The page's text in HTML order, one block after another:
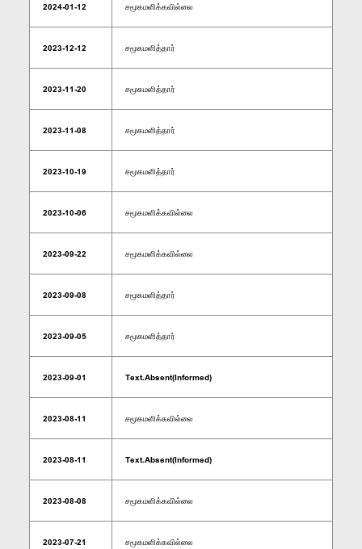
2024-01-12 சமூகமளிக்கவில்லை
2023-12-12 சமூகமளித்தார்
2023-11-20 சமூகமளித்தார்
2023-11-08 சமூகமளித்தார்
2023-10-19 சமூகமளித்தார்
2023-10-06 சமூகமளிக்கவில்லை
2023-09-22 சமூகமளிக்கவில்லை
2023-09-08 சமூகமளித்தார்
2023-09-05 சமூகமளித்தார்
2023-09-01 Text.Absent(Informed)
2023-08-11 சமூகமளிக்கவில்லை
2023-08-11 Text.Absent(Informed)
2023-08-08 சமூகமளிக்கவில்லை
2023-07-21 சமூகமளிக்கவில்லை